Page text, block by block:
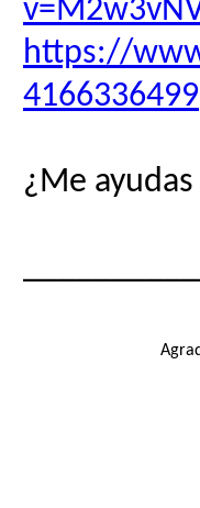
https://
4166336499
¿Me